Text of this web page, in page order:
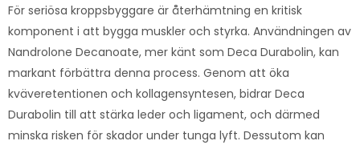
För seriösa kroppsbyggare är återhämtning en kritisk
komponent i att bygga muskler och styrka. Användningen av
Nandrolone Decanoate, mer känt som Deca Durabolin, kan
markant förbättra denna process. Genom att öka
kväveretentionen och kollagensyntesen, bidrar Deca
Durabolin till att stärka leder och ligament, och därmed
minska risken för skador under tunga lyft. Dessutom kan